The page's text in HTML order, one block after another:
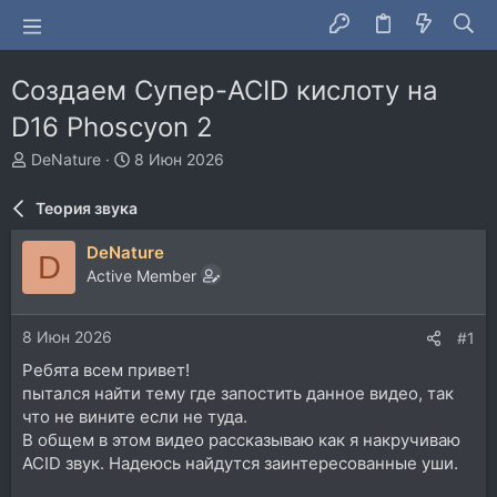
Создаем Супер-ACID кислоту на
D16 Phoscyon 2
А
т
р
DeNature
Д
а
ч
8 Июн 2026
Теория звука
D DeNature
Active Member
8 Июн 2026 #1
Ребята всем привет!
пытался найти тему где запостить данное видео, так
что не вините если не туда.
В общем в этом видео рассказываю как я накручиваю
ACID звук. Надеюсь найдутся заинтересованные уши.